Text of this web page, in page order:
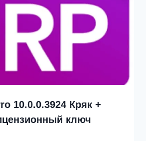
10.0.0.3924 Кряк +
ключ